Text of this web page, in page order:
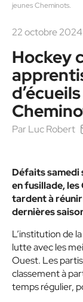
jeunes Cheminots.
22 octobre 2024
Hockey
Par Luc Robert
Défaits samedi
en fusillade,
tardent à
dernières
L’institution de
lutte avec les
Ouest. Les
classement à
temps régulier,